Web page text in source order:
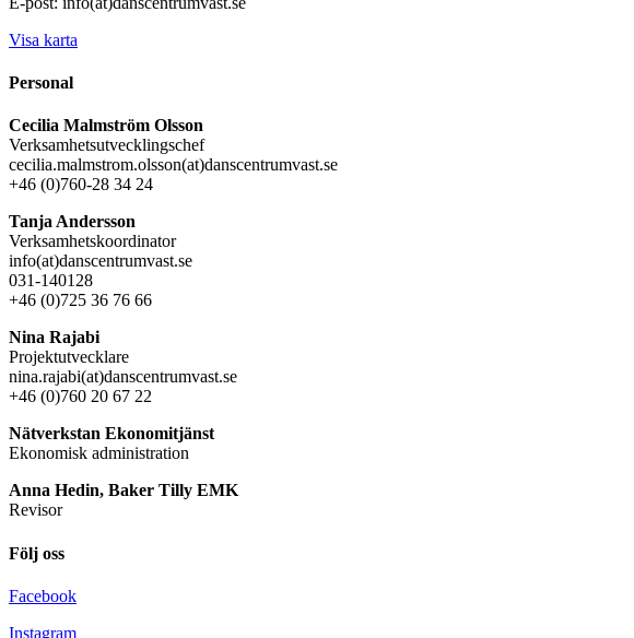
Visa karta
Personal
Cecilia Malmström Olsson
Verksamhetsutvecklingschef
cecilia.malmstrom.olsson(at)danscentrumvast.se
+46 (0)760-28 34 24
Tanja Andersson
Verksamhetskoordinator
info(at)danscentrumvast.se
031-140128
+46 (0)725 36 76 66
Nina Rajabi
Projektutvecklare
nina.rajabi(at)danscentrumvast.se
+46 (0)760 20 67 22
Nätverkstan Ekonomitjänst
Ekonomisk administration
Anna Hedin, Baker Tilly EMK
Revisor
Följ oss
Facebook
Instagram